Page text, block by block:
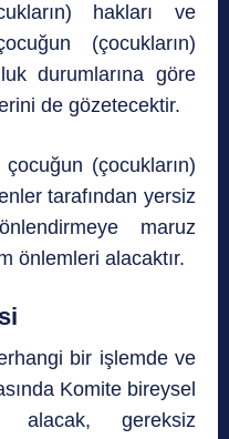
hakları ve
(çocukların)
durumlarına göre
de gözetecektir.
(çocukların)
tarafından yersiz
maruz
önlemleri alacaktır.
bir işlemde ve
Komite bireysel
alacak, gereksiz